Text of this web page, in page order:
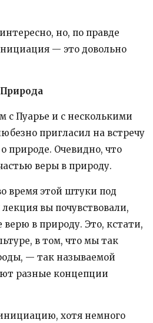
но, по правде
— это довольно
Природа
с Пуарье и с несколькими
пригласил на встречу
природе. Очевидно, что
веры в природу.
время этой штуки под
вы почувствовали,
верю в природу. Это, кстати,
в том, что мы так
— так называемой
разные концепции
хотя немного